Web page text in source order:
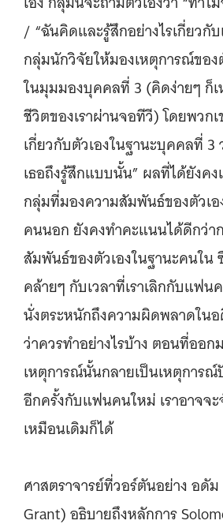
/ “ฉันคิดและรู้สึกอย่างไรเกี่ยวกั
กลุ่มนักวิจัยให้มองเหตุการณ์ของ
ในมุมมองบุคคลที่ 3 (คิดง่ายๆ ก็เ
ชีวิตของเราผ่านจอทีวี) โดยพวก
เกี่ยวกับตัวเองในฐานะบุคคลที่ 3
เธอถึงรู้สึกแบบนั้น” ผลที่ได้ยังค
กลุ่มที่มองความสัมพันธ์ของตัวเอ
คนนอก ยังคงทำคะแนนได้ดีกว่
สัมพันธ์ของตัวเองในฐานะคนใน
คล้ายๆ กับเวลาที่เราเลิกกับแฟน
นั่งตระหนักถึงความผิดพลาดใน
ว่าควรทำอย่างไรบ้าง ตอนที่ออ
เหตุการณ์นั้นกลายเป็นเหตุการ
อีกครั้งกับแฟนคนใหม่ เราอาจจ
เหมือนเดิมก็ได้
ศาสตราจารย์ที่วอร์ตันอย่าง อดั
Grant) อธิบายถึงหลักการ